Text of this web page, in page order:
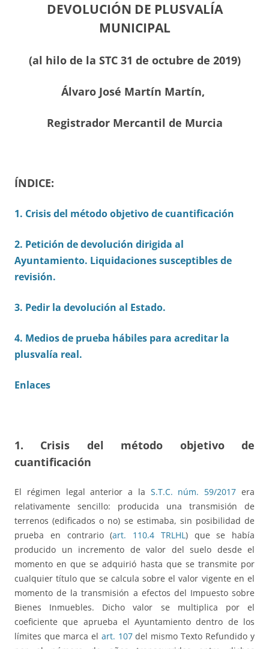
DEVOLUCIÓN DE PLUSVALÍA
MUNICIPAL
(al hilo de la STC 31 de octubre de 2019)
Álvaro José Martín Martín,
Registrador Mercantil de Murcia
ÍNDICE:
1. Crisis del método objetivo de cuantificación
2. Petición de devolución dirigida al
Ayuntamiento. Liquidaciones susceptibles de
revisión.
3. Pedir la devolución al Estado.
4. Medios de prueba hábiles para acreditar la
plusvalía real.
Enlaces
1. Crisis del método objetivo de
cuantificación
El régimen legal anterior a la S.T.C. núm. 59/2017 era
relativamente sencillo: producida una transmisión de
terrenos (edificados o no) se estimaba, sin posibilidad de
prueba en contrario (art. 110.4 TRLHL) que se había
producido un incremento de valor del suelo desde el
momento en que se adquirió hasta que se transmite por
cualquier título que se calcula sobre el valor vigente en el
momento de la transmisión a efectos del Impuesto sobre
Bienes Inmuebles. Dicho valor se multiplica por el
coeficiente que aprueba el Ayuntamiento dentro de los
límites que marca el art. 107del mismo Texto Refundido y